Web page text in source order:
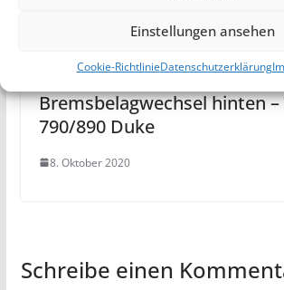
Einstellungen ansehen
Cookie-RichtlinieDatenschutzerklärung
Bremsbelagwechsel hinten –
790/890 Duke
8. Oktober 2020
Schreibe einen